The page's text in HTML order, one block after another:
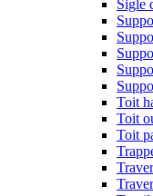
Sigle
Toit
Toit
Toit